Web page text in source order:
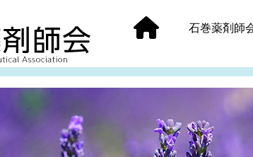
石巻薬剤師